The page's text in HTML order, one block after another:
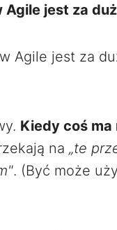
Agile jest za
Agile jest za
Kiedy coś ma
na „te
. (Być może